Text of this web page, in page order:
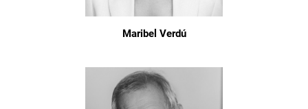
Maribel Verdú